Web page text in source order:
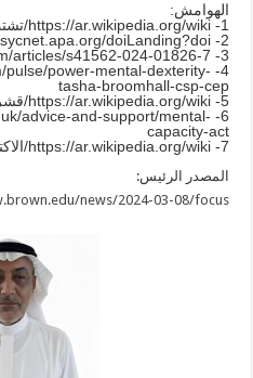
الهوامش:
1- https://ar.wikipedia.org/wiki/تشتت_الانتباه
2- https://psycnet.apa.org/doiLanding?doi
3- https://www.nature.com/articles/s41562-024-01826-7
pulse/power-mental-dexterity-
tasha-broomhall-csp-cep
5- https://ar.wikipedia.org/wiki/قشرة_حزامية_أمامية
advice-and-support/mental-
capacity-act
7- https://ar.wikipedia.org/wiki/الاكتئاب_المقاوم_للعلاج
المصدر الرئيس:
news/2024-03-08/focus